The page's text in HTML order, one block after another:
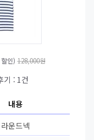
인) 128,000원
: 1건
내용
라운드넥